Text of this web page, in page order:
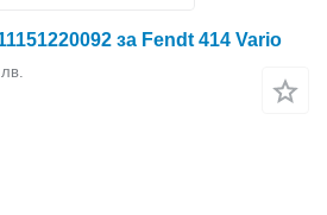
за Fendt 414 Vario